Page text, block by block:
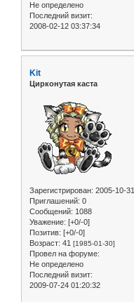
Не определено
Последний визит:
2008-02-12 03:37:34
Kit
Цирконутая каста
Зарегистрирован: 2005-10-31
Приглашений: 0
Сообщений: 1088
Уважение: [+0/-0]
Позитив: [+0/-0]
Возраст: 41 [1985-01-30]
Провел на форуме:
Не определено
Последний визит:
2009-07-24 01:20:32